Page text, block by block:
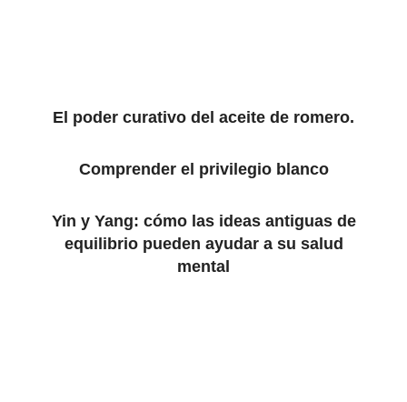
El poder curativo del aceite de romero.
Comprender el privilegio blanco
Yin y Yang: cómo las ideas antiguas de
equilibrio pueden ayudar a su salud
mental